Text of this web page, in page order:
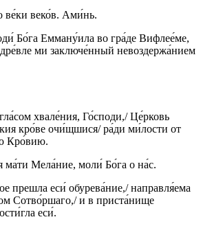
веко́в. Ами́нь.
Бо́га Емману́ила во гра́де Вифлее́ме,
ми заключе́нный невоздержа́нием
хвале́ния, Го́споди,/ Це́рковь
кро́ве очи́щшися/ ра́ди ми́лости от
Кро́вию.
ма́ти Мела́ние, моли́ Бо́га о на́с.
прешла еси́ обурева́ние,/ направля́ема
Сотво́ршаго,/ и в приста́нище
еси́.